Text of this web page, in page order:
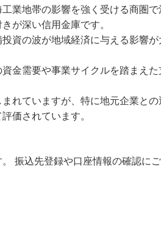
業地帯の影響を強く受ける商圏で
が深い信用金庫です。
資の波が地域経済に与える影響が
金需要や事業サイクルを踏まえた
れていますが、特に地元企業との
価されています。
振込先登録や口座情報の確認に